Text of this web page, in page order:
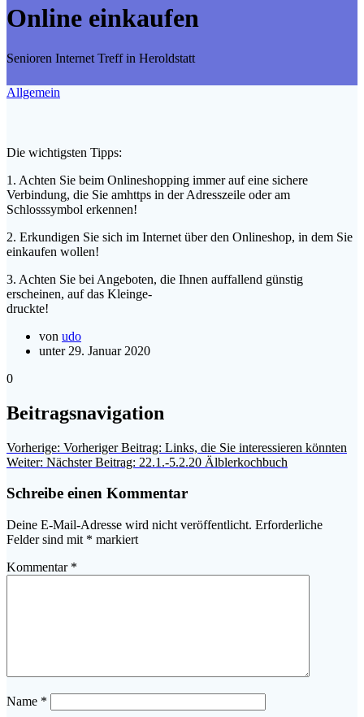
Online einkaufen
Senioren Internet Treff in Heroldstatt
Allgemein
Die wichtigsten Tipps:
1. Achten Sie beim Onlineshopping immer auf eine sichere
Verbindung, die Sie amhttps in der Adresszeile oder am
Schlosssymbol erkennen!
2. Erkundigen Sie sich im Internet über den Onlineshop, in dem Sie
einkaufen wollen!
3. Achten Sie bei Angeboten, die Ihnen auffallend günstig
erscheinen, auf das Kleinge-
druckte!
von udo
unter 29. Januar 2020
0
Beitragsnavigation
Vorherige: Vorheriger Beitrag: Links, die Sie interessieren könnten
Weiter: Nächster Beitrag: 22.1.-5.2.20 Älblerkochbuch
Schreibe einen Kommentar
Deine E-Mail-Adresse wird nicht veröffentlicht. Erforderliche
Felder sind mit * markiert
Kommentar *
Name *